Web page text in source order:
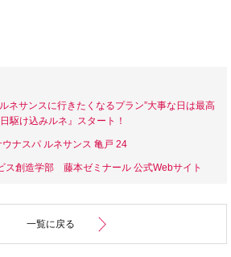
ネサンスに行きたくなるプラン”大事な日は最高
駆け込みルネ』スタート！
ナスパ ルネサンス 亀戸 24
ス創造学部 藤本ゼミナール 公式Webサイト
一覧に戻る